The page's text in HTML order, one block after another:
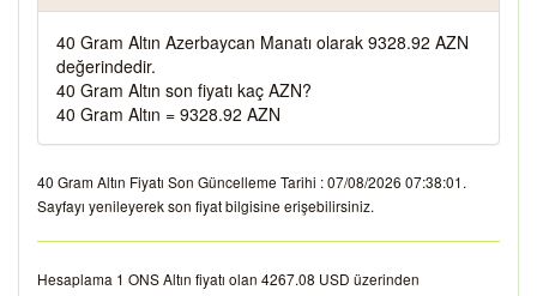
40 Gram Altın Azerbaycan Manatı olarak 9328.92 AZN
değerindedir.
40 Gram Altın son fiyatı kaç AZN?
40 Gram Altın = 9328.92 AZN
40 Gram Altın Fiyatı Son Güncelleme Tarihi : 07/08/2026 07:38:01.
Sayfayı yenileyerek son fiyat bilgisine erişebilirsiniz.
Hesaplama 1 ONS Altın fiyatı olan 4267.08 USD üzerinden